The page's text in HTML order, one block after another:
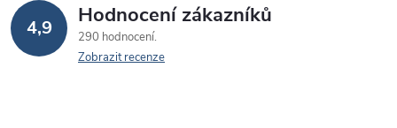
4,9 Hodnocení zákazníků
290 hodnocení
Zobrazit recenze